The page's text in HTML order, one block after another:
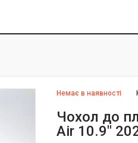
Немає в наявності
Чохол до
Air 10.9"